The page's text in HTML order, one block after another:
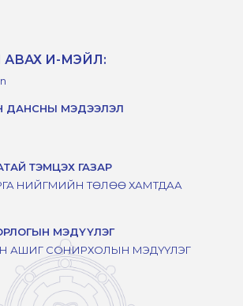
АВАХ И-МЭЙЛ:
ДАНСНЫ МЭДЭЭЛЭЛ
ТЭМЦЭХ ГАЗАР
НИЙГМИЙН ТӨЛӨӨ ХАМТДАА
ОРЛОГЫН МЭДҮҮЛЭГ
АШИГ СОНИРХОЛЫН МЭДҮҮЛЭГ